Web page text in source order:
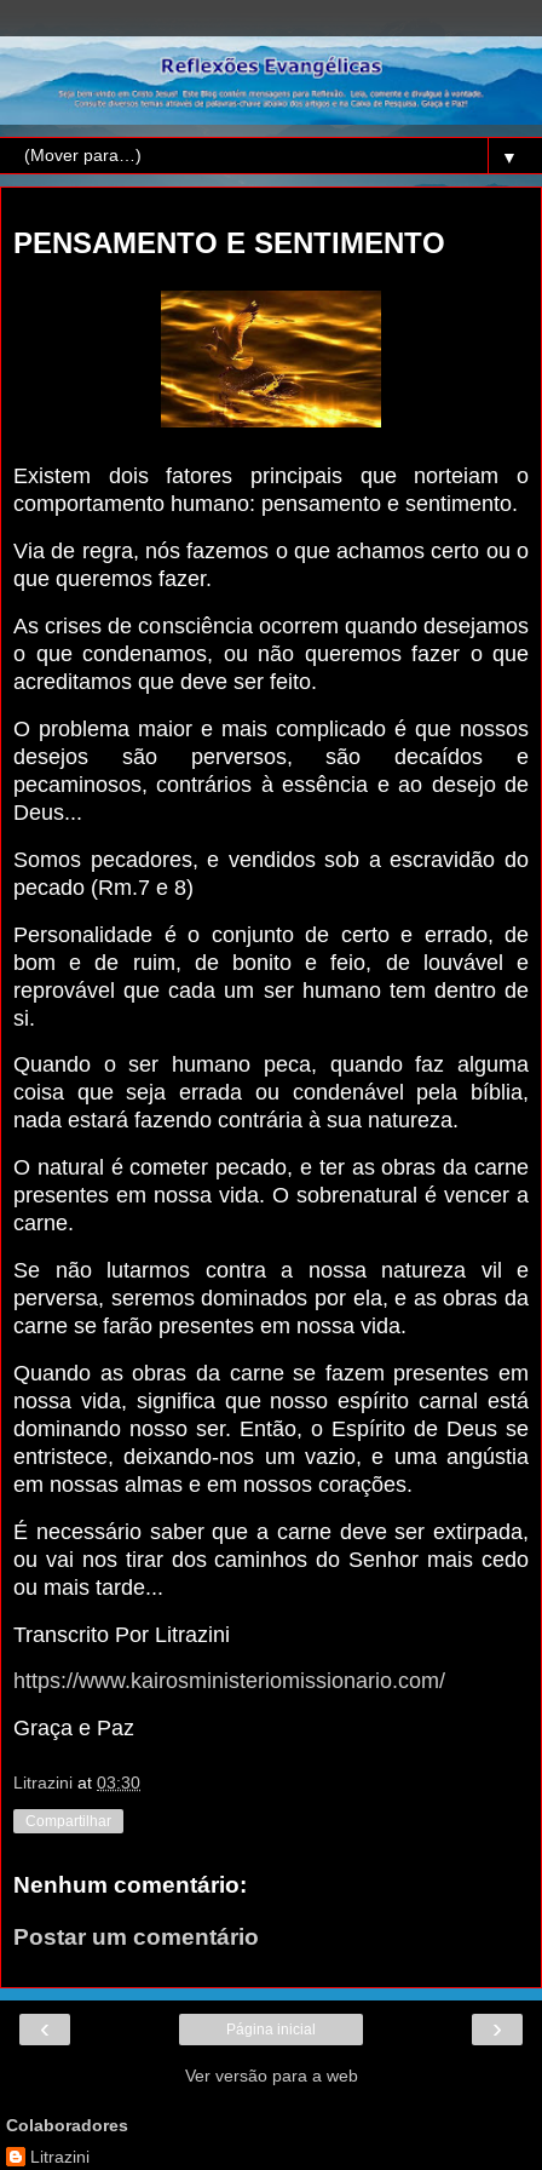
▼
PENSAMENTO E SENTIMENTO
Existem dois fatores principais que norteiam o
comportamento humano: pensamento e sentimento.
Via de regra, nós fazemos o que achamos certo ou o
que queremos fazer.
As crises de consciência ocorrem quando desejamos
o que condenamos, ou não queremos fazer o que
acreditamos que deve ser feito.
O problema maior e mais complicado é que nossos
desejos são perversos, são decaídos e
pecaminosos, contrários à essência e ao desejo de
Deus...
Somos pecadores, e vendidos sob a escravidão do
pecado (Rm.7 e 8)
Personalidade é o conjunto de certo e errado, de
bom e de ruim, de bonito e feio, de louvável e
reprovável que cada um ser humano tem dentro de
si.
Quando o ser humano peca, quando faz alguma
coisa que seja errada ou condenável pela bíblia,
nada estará fazendo contrária à sua natureza.
O natural é cometer pecado, e ter as obras da carne
presentes em nossa vida. O sobrenatural é vencer a
carne.
Se não lutarmos contra a nossa natureza vil e
perversa, seremos dominados por ela, e as obras da
carne se farão presentes em nossa vida.
Quando as obras da carne se fazem presentes em
nossa vida, significa que nosso espírito carnal está
dominando nosso ser. Então, o Espírito de Deus se
entristece, deixando-nos um vazio, e uma angústia
em nossas almas e em nossos corações.
É necessário saber que a carne deve ser extirpada,
ou vai nos tirar dos caminhos do Senhor mais cedo
ou mais tarde...
Transcrito Por Litrazini
https://www.kairosministeriomissionario.com/
Graça e Paz
Litrazini at 03:30
Compartilhar
Nenhum comentário:
Postar um comentário
‹ ›
Página inicial
Ver versão para a web
Colaboradores
Litrazini